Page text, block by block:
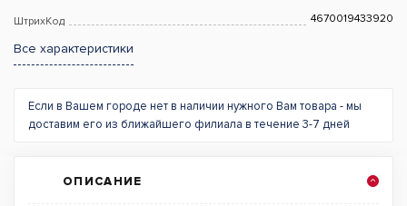
ШтрихКод 4670019433920
Все характеристики
Если в Вашем городе нет в наличии нужного Вам товара - мы
доставим его из ближайшего филиала в течение 3-7 дней
ОПИСАНИЕ